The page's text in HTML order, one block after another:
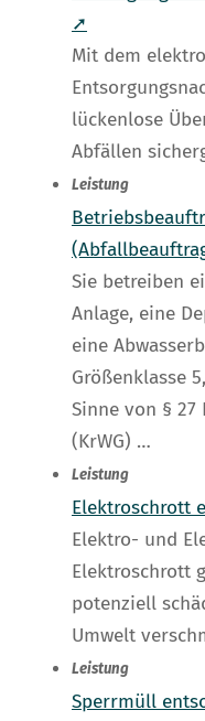
➚
Mit dem
lückenlose
Abfällen
Leistung
Sie betreiben
Anlage, eine
eine
Größenklasse
Sinne von §
(KrWG) …
Leistung
Elektroschrott
Elektro- und
Elektroschrott
potenziell
Umwelt
Leistung
Sperrmüll